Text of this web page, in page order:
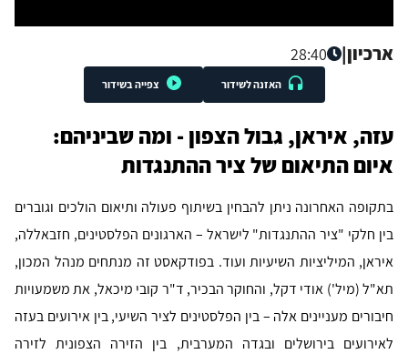
ארכיון|
28:40
האזנה לשידור צפייה בשידור
עזה, איראן, גבול הצפון - ומה שביניהם:
איום התיאום של ציר ההתנגדות
בתקופה האחרונה ניתן להבחין בשיתוף פעולה ותיאום הולכים וגוברים
בין חלקי "ציר ההתנגדות" לישראל – הארגונים הפלסטינים, חזבאללה,
איראן, המיליציות השיעיות ועוד. בפודקאסט זה מנתחים מנהל המכון,
תא"ל (מיל') אודי דקל, והחוקר הבכיר, ד"ר קובי מיכאל, את משמעויות
חיבורים מעניינים אלה – בין הפלסטינים לציר השיעי, בין אירועים בעזה
לאירועים בירושלים ובגדה המערבית, בין הזירה הצפונית לזירה